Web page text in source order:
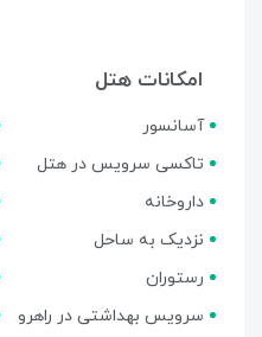
امکانات هتل
آسانسور
تاکسی سرویس در هتل
داروخانه
نزدیک به ساحل
رستوران
سرویس بهداشتی در راهرو